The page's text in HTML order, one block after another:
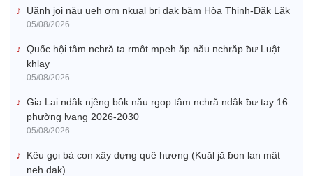
Uănh joi nău ueh ơm nkual bri dak băm Hòa Thịnh-Đăk Lăk
05/08/2026
Quốc hội tâm nchră ta rmôt mpeh ăp nău nchrăp ƀư Luật
khlay
05/08/2026
Gia Lai ndâk njêng bôk nău rgop tâm nchră ndâk ƀư tay 16
phường lvang 2026-2030
05/08/2026
Kêu gọi bà con xây dựng quê hương (Kuăl jă ƀon lan mât
neh dak)